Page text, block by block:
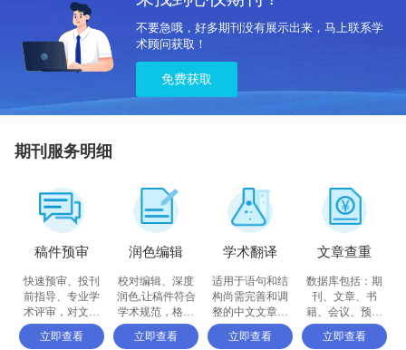
不要急哦，好多期刊没有展示出来，马上联系学
术顾问获取！
免费获取
期刊服务明细
稿件预审
快速预审、投刊
前指导、专业学
术评审，对文章
进行评价
立即查看
润色编辑
校对编辑、深度
润色,让稿件符合
学术规范，格式
体例等标准
立即查看
学术翻译
适用于语句和结
构尚需完善和调
整的中文文章，
确保稿件达到要
求
立即查看
文章查重
数据库包括：期
刊、文章、书
籍、会议、预印
书、百科全书和
摘要等
立即查看